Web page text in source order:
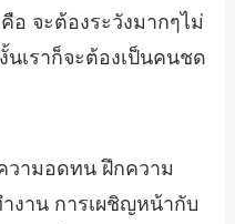
อ จะต้องระวังมากๆไม่
นเราก็จะต้องเป็นคนชด
วามอดทน ฝึกความ
งาน การเผชิญหน้ากับ